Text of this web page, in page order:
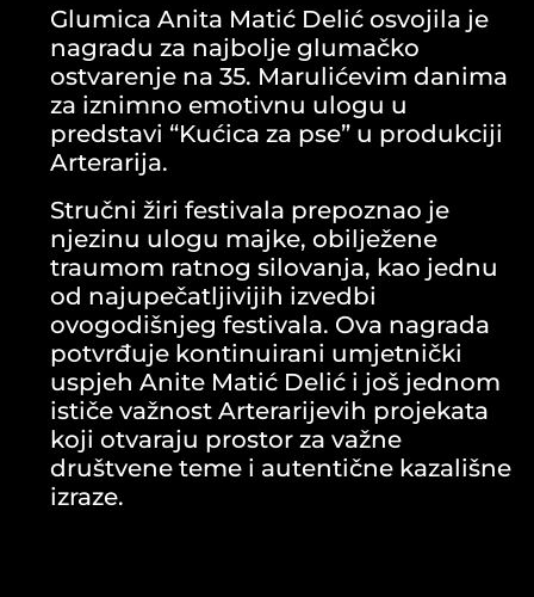
Glumica Anita Matić Delić osvojila je
nagradu za najbolje glumačko
ostvarenje na 35. Marulićevim danima
za iznimno emotivnu ulogu u
predstavi “Kućica za pse” u produkciji
Arterarija.
Stručni žiri festivala prepoznao je
njezinu ulogu majke, obilježene
traumom ratnog silovanja, kao jednu
od najupečatljivijih izvedbi
ovogodišnjeg festivala. Ova nagrada
potvrđuje kontinuirani umjetnički
uspjeh Anite Matić Delić i još jednom
ističe važnost Arterarijevih projekata
koji otvaraju prostor za važne
društvene teme i autentične kazališne
izraze.